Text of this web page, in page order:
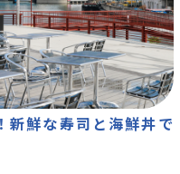
新鮮な寿司と海鮮丼で